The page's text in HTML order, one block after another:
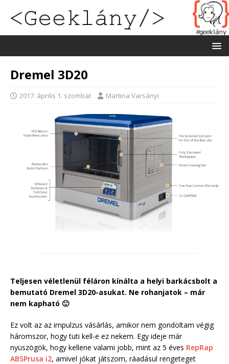
Dremel 3D20
2017. április 1. szombat Martina Varsányi
Teljesen véletlenül féláron kínálta a helyi barkácsbolt a
bemutató Dremel 3D20-asukat. Ne rohanjatok – már
nem kapható 🙂
Ez volt az az impulzus vásárlás, amikor nem gondoltam végig
háromszor, hogy tuti kell-e ez nekem. Egy ideje már
nyüszögök, hogy kellene valami jobb, mint az 5 éves RepRap
ABSPrusa i2, amivel jókat játszom, ráadásul rengeteget